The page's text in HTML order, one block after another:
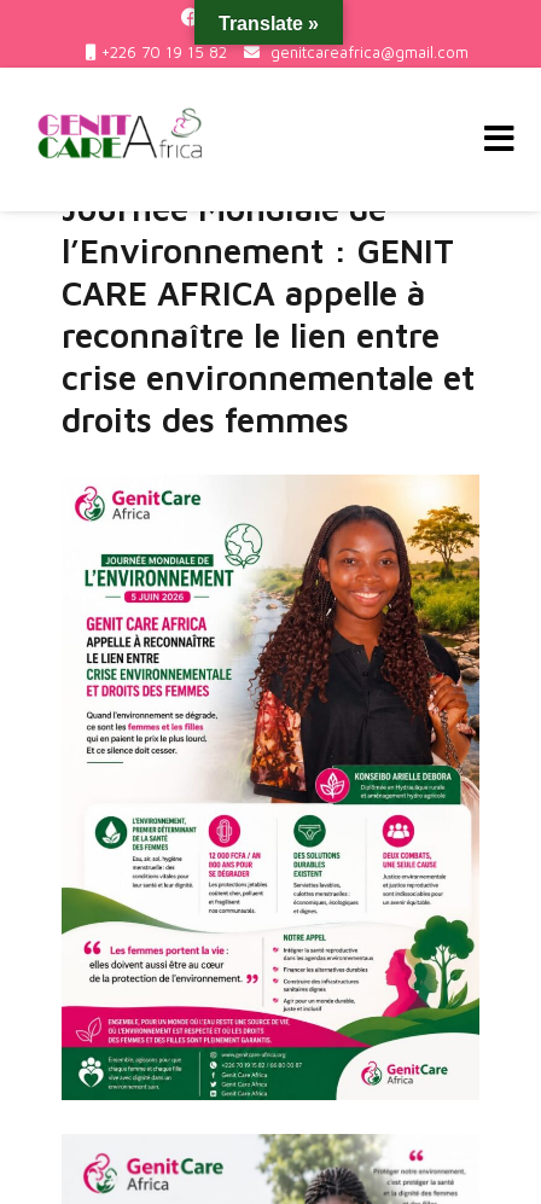
+226 70 19 15 82 genitcareafrica@gmail.com
Genit Care Africa
Journée Mondiale de
l’Environnement : GENIT
CARE AFRICA appelle à
reconnaître le lien entre
crise environnementale et
droits des femmes
Translate »